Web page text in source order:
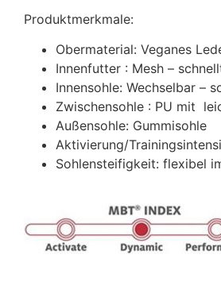
Produktmerkmale:
Obermaterial: Veganes
Innenfutter : Mesh –
Innensohle: Wechselbar –
Zwischensohle : PU mit
Außensohle: Gummisohle
Aktivierung/
Sohlensteifigkeit: flexibel